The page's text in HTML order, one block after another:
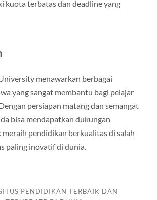
kuota terbatas dan deadline yang
menawarkan berbagai
yang sangat membantu bagi pelajar
persiapan matang dan semangat
bisa mendapatkan dukungan
pendidikan berkualitas di salah
paling inovatif di dunia.
PENDIDIKAN TERBAIK DAN